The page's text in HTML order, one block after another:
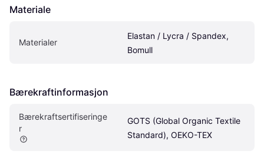
Materiale
Materialer
Elastan / Lycra / Spandex,
Bomull
Bærekraftinformasjon
Bærekraftsertifiseringe
r
GOTS (Global Organic Textile
Standard), OEKO-TEX